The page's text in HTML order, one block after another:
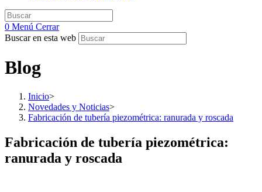
0 Menú Cerrar
Buscar en esta web
Blog
Inicio>
Novedades y Noticias>
Fabricación de tubería piezométrica: ranurada y roscada
Fabricación de tubería piezométrica:
ranurada y roscada